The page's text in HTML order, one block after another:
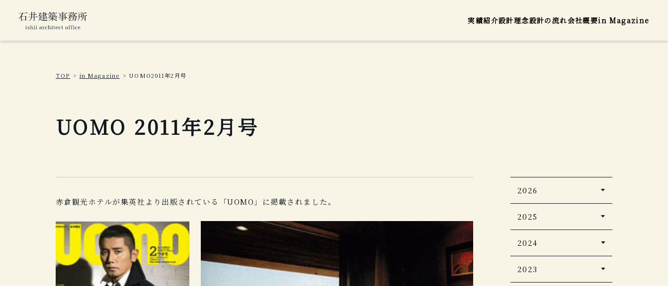
実績紹介設計理念設計の流れ会社概要in Magazine
TOP in Magazine UOMO2011年2月号
UOMO 2011年2月号
2026
5つ星の宿2026・2027
Casa BRUTUS 2026
年4月号
2026年5月号
2025
婦人画報2026年1月号
PLATINUM
RURUBU vol.16
2024
自由気ままに楽しむ極
2023
赤倉観光ホテルが集英社より出版されている「UOMO」に掲載されました。